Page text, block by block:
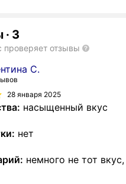
· 3
проверяет отзывы
С.
28 января 2025
насыщенный вкус
нет
немного не тот